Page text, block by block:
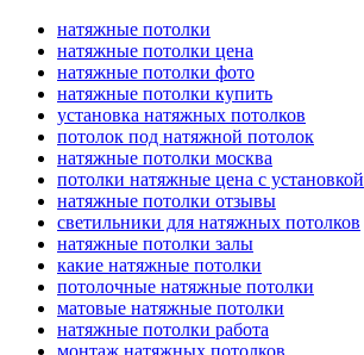
натяжные потолки
натяжные потолки цена
натяжные потолки фото
натяжные потолки купить
установка натяжных потолков
потолок под натяжной потолок
натяжные потолки москва
потолки натяжные цена с установкой
натяжные потолки отзывы
светильники для натяжных потолков
натяжные потолки залы
какие натяжные потолки
потолочные натяжные потолки
матовые натяжные потолки
натяжные потолки работа
монтаж натяжных потолков